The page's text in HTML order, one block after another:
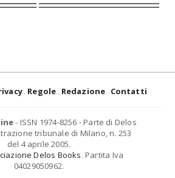
Regole Redazione Contatti
- ISSN 1974-8256 - Parte di Delos
tribunale di Milano, n. 253
del 4 aprile 2005.
Delos Books. Partita Iva
04029050962.